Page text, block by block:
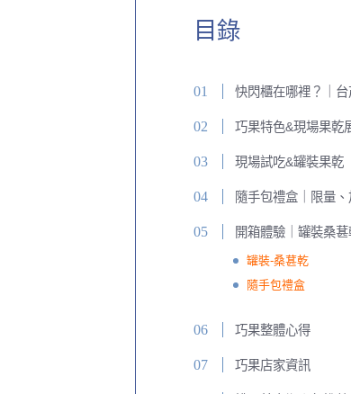
目錄
快閃櫃在哪裡？｜
巧果特色&現場果乾
現場試吃&罐裝果乾
隨手包禮盒｜限量
開箱體驗｜罐裝桑
罐裝-桑葚乾
隨手包禮盒
巧果整體心得
巧果店家資訊